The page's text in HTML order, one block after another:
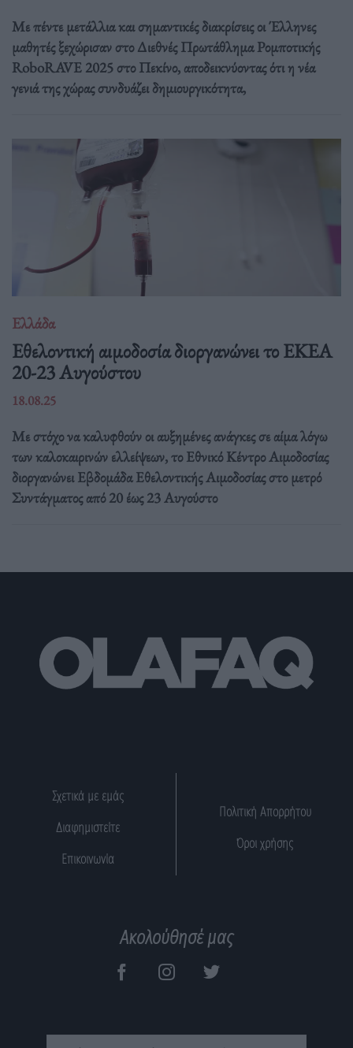
Με πέντε μετάλλια και σημαντικές διακρίσεις οι Έλληνες
μαθητές ξεχώρισαν στο Διεθνές Πρωτάθλημα Ρομποτικής
RoboRAVE 2025 στο Πεκίνο, αποδεικνύοντας ότι η νέα
γενιά της χώρας συνδυάζει δημιουργικότητα,
Ελλάδα
Eθελοντική αιμοδοσία διοργανώνει το ΕΚΕΑ
20-23 Αυγούστου
18.08.25
Με στόχο να καλυφθούν οι αυξημένες ανάγκες σε αίμα λόγω
των καλοκαιρινών ελλείψεων, το Εθνικό Κέντρο Αιμοδοσίας
διοργανώνει Εβδομάδα Εθελοντικής Αιμοδοσίας στο μετρό
Συντάγματος από 20 έως 23 Αυγούστο
Σχετικά με εμάς
Διαφημιστείτε
Επικοινωνία
Πολιτική Απορρήτου
Όροι χρήσης
Ακολούθησέ μας